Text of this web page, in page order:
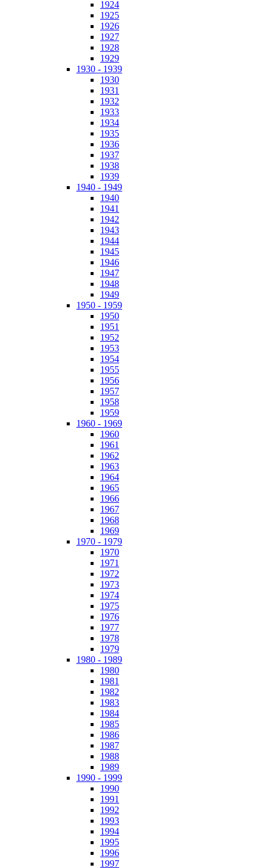
1924
1925
1926
1927
1928
1929
1930 - 1939
1930
1931
1932
1933
1934
1935
1936
1937
1938
1939
1940 - 1949
1940
1941
1942
1943
1944
1945
1946
1947
1948
1949
1950 - 1959
1950
1951
1952
1953
1954
1955
1956
1957
1958
1959
1960 - 1969
1960
1961
1962
1963
1964
1965
1966
1967
1968
1969
1970 - 1979
1970
1971
1972
1973
1974
1975
1976
1977
1978
1979
1980 - 1989
1980
1981
1982
1983
1984
1985
1986
1987
1988
1989
1990 - 1999
1990
1991
1992
1993
1994
1995
1996
1997